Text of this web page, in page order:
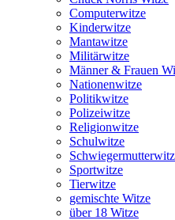
Computerwitze
Kinderwitze
Mantawitze
Militärwitze
Männer & Frauen
Nationenwitze
Politikwitze
Polizeiwitze
Religionwitze
Schulwitze
Sportwitze
Tierwitze
gemischte Witze
über 18 Witze